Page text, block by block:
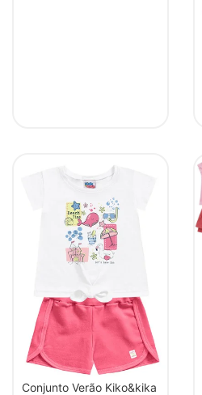
Conjunto Verão Kiko&kika